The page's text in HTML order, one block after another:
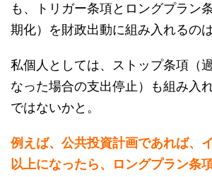
も、トリガー条項とロングプラン
期化）を財政出動に組み入れるの
私個人としては、ストップ条項（
なった場合の支出停止）も組み入
ではないかと。
例えば、公共投資計画であれば、
以上になったら、ロングプラン条